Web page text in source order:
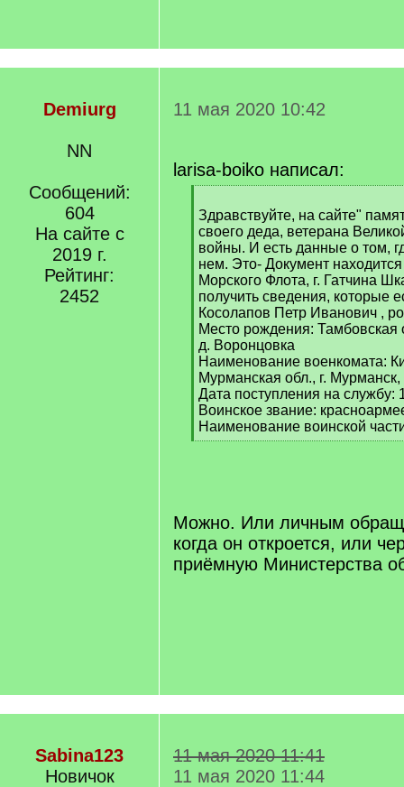
Demiurg
NN
Сообщений:
604
На сайте с
2019 г.
Рейтинг:
2452
11 мая 2020 10:42
larisa-boiko написал:
q
]
Здравствуйте, на сайте"
своего деда, ветерана
войны. И есть данные о том,
нем. Это- Документ
Морского Флота, г. Гатчина
получить сведения, которые
Косолапов Петр Иванович ,
Место рождения:
д. Воронцовка
Наименование военкомата:
Мурманская обл., г.
Дата поступления на службу:
Воинское звание:
Наименование воинской
[
Можно. Или личным
когда он откроется, или
приёмную Министерства
Sabina123
Новичок
11 мая 2020 11:41
11 мая 2020 11:44